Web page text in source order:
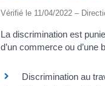
Vérifié le 11/04/2022 –
La discrimination est
d’un commerce ou d’une
Discrimination au